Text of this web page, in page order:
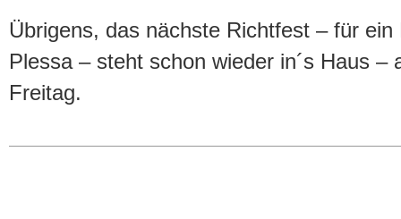
Übrigens, das nächste Richtfest – für ein
Plessa – steht schon wieder in´s Haus –
Freitag.